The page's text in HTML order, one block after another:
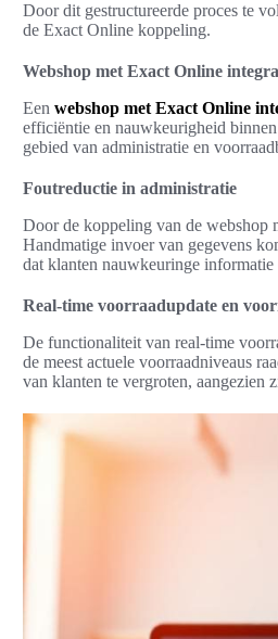
Door dit gestructureerde proces te
de Exact Online koppeling.
Webshop met Exact Online
Een webshop met Exact Online
efficiëntie en nauwkeurigheid
gebied van administratie en
Foutreductie in administratie
Door de koppeling van de webshop
Handmatige invoer van gegevens
dat klanten nauwkeuringe
Real-time voorraadupdate en
De functionaliteit van real-time
de meest actuele voorraadniveaus
van klanten te vergroten, aangezien